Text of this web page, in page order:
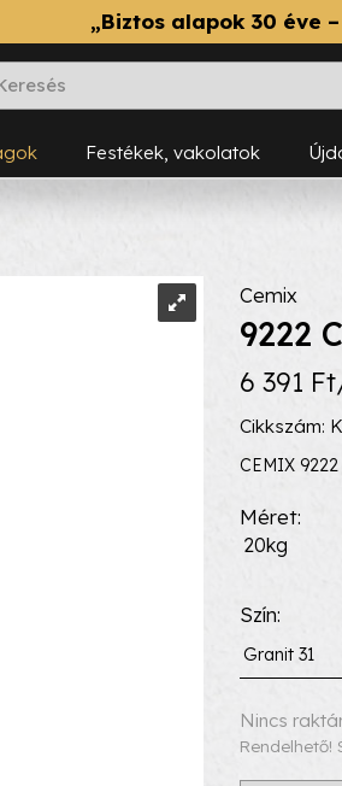
„Biztos alapok 30 éve
Festékek, vakolatok
Cemix
9222
6 391
Cikkszám:
CEMIX
Méret
20kg
Szín
Granit 31
Nincs
Rendelhető!